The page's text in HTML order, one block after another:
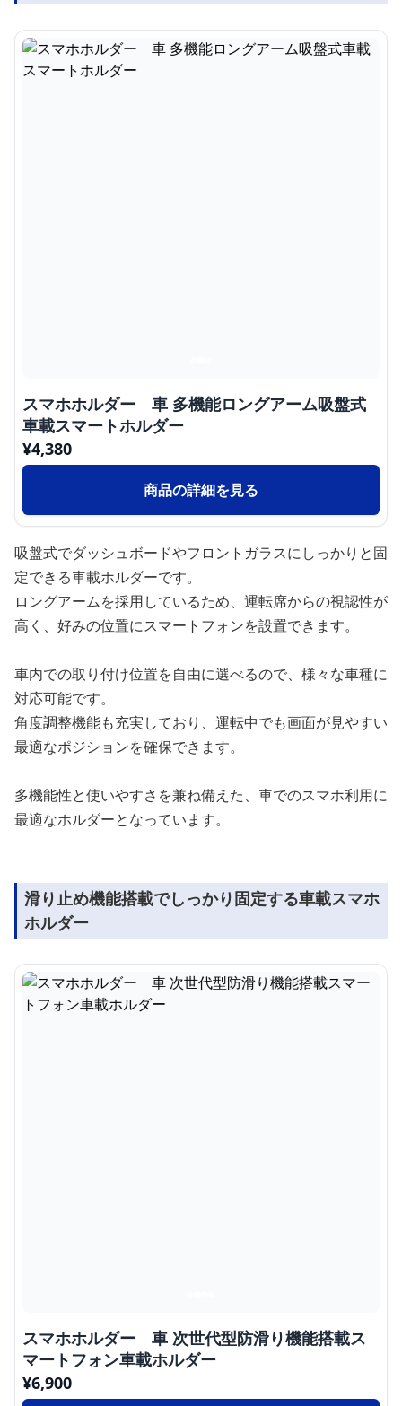
スマホホルダー 車 多機能ロングアーム吸盤式
車載スマートホルダー
¥4,380
商品の詳細を見る
吸盤式でダッシュボードやフロントガラスにしっかりと固
定できる車載ホルダーです。
ロングアームを採用しているため、運転席からの視認性が
高く、好みの位置にスマートフォンを設置できます。
車内での取り付け位置を自由に選べるので、様々な車種に
対応可能です。
角度調整機能も充実しており、運転中でも画面が見やすい
最適なポジションを確保できます。
多機能性と使いやすさを兼ね備えた、車でのスマホ利用に
最適なホルダーとなっています。
滑り止め機能搭載でしっかり固定する車載スマホ
ホルダー
スマホホルダー 車 次世代型防滑り機能搭載ス
マートフォン車載ホルダー
¥6,900